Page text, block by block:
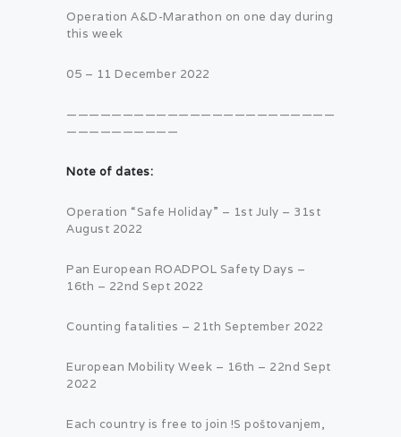
Operation A&D-Marathon on one day during
this week
05 – 11 December 2022
————————————————————————
——————————
Note of dates:
Operation “Safe Holiday” – 1st July – 31st
August 2022
Pan European ROADPOL Safety Days –
16th – 22nd Sept 2022
Counting fatalities – 21th September 2022
European Mobility Week – 16th – 22nd Sept
2022
Each country is free to join !S poštovanjem,